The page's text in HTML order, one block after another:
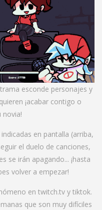
esconde personajes y
¡acabar contigo o
novia!
en pantalla (arriba,
el duelo de canciones,
se irán apagando... ¡hasta
volver a empezar!
en twitch.tvy tiktok.
que son muy difíciles